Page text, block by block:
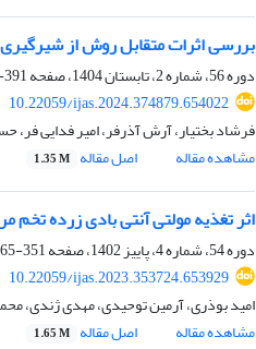
بررسی اثرات متقابل روش از
دوره 56، شماره 2، تابستان 1404، صفحه
391-407
10.22059/ijas.2024.374879.654022
فرشاد بختیار، آرش آذرفر، امیر فدایی
مشاهده مقاله
اصل مقاله 1.35 M
اثر تغذیه مولتی آنتی بادی زرده
دوره 54، شماره 4، پاییز 1402، صفحه
351-365
10.22059/ijas.2023.353724.653929
امید بوذری، آرمین توحیدی، مهدی ژندی،
مشاهده مقاله
اصل مقاله 1.65 M